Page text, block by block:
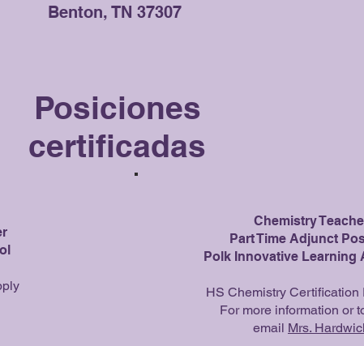
Benton, TN 37307
Posiciones
certificadas
Chemistry
Part Time Adjunct
Polk Innovative Learning
HS Chemistry Certification
For more information or
email Mrs.